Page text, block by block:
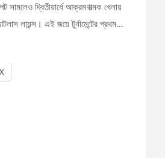
সামলেও দ্বিতীয়ার্ধে আক্রমণাত্মক খেলায়
লায়ন্স। এই জয়ে টুর্নামেন্টের প্রথম…
X